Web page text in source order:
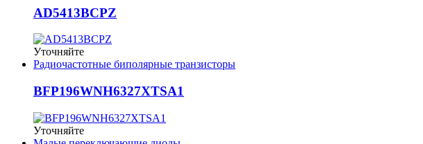
AD5413BCPZ
Уточняйте
Радиочастотные биполярные транзисторы
BFP196WNH6327XTSA1
Уточняйте